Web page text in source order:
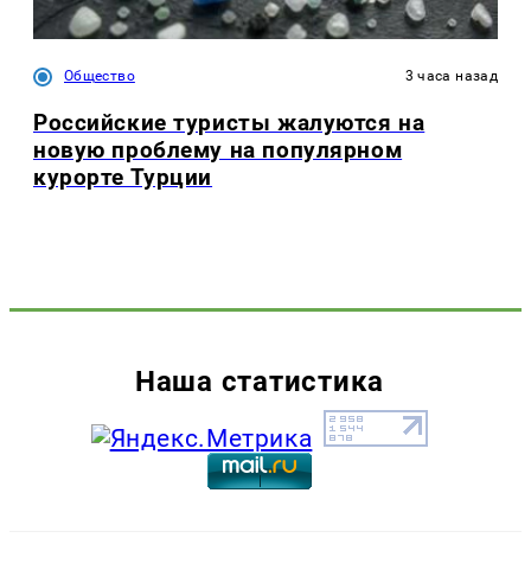
Общество 3 часа назад
Российские туристы жалуются на
новую проблему на популярном
курорте Турции
Наша статистика